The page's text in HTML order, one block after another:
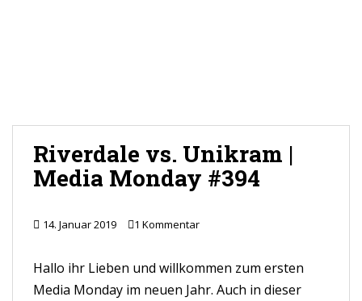
Riverdale vs. Unikram |
Media Monday #394
14. Januar 2019 1 Kommentar
Hallo ihr Lieben und willkommen zum ersten
Media Monday im neuen Jahr. Auch in dieser